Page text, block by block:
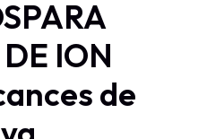
ION
de